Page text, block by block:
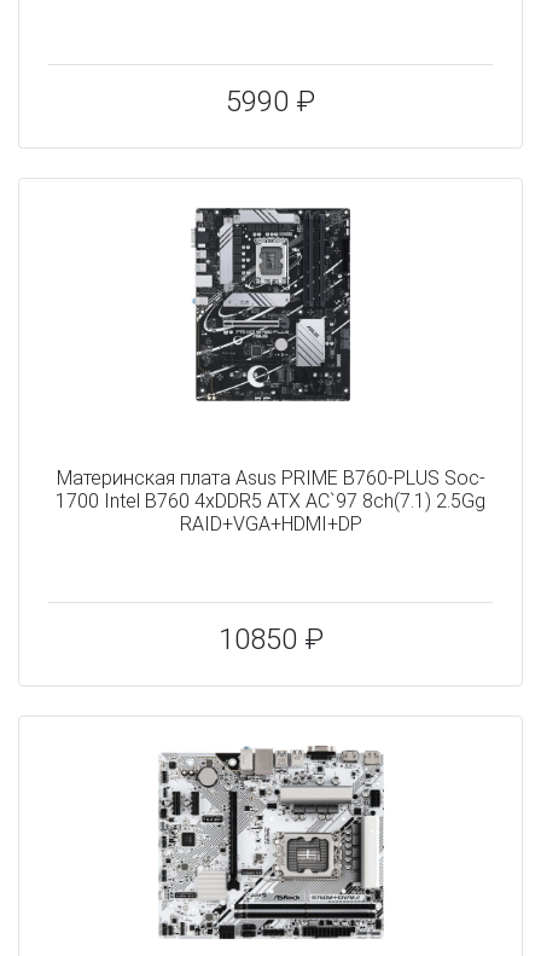
5990 ₽
Материнская плата Asus PRIME B760-PLUS Soc-
1700 Intel B760 4xDDR5 ATX AC`97 8ch(7.1) 2.5Gg
RAID+VGA+HDMI+DP
10850 ₽